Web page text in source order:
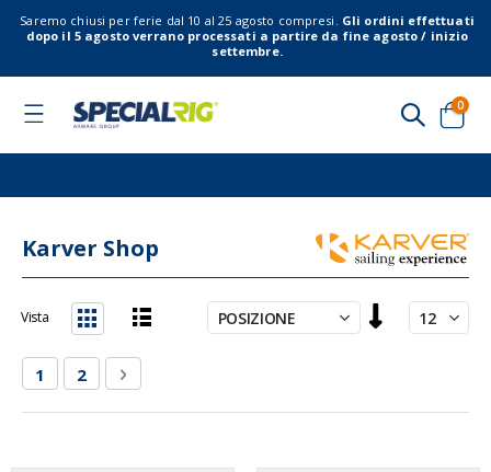
Saremo chiusi per ferie dal 10 al 25 agosto compresi. Gli ordini effettuati
dopo il 5 agosto verrano processati a partire da fine agosto / inizio
settembre.
Toggle
Cart
0
Karver Shop
la
Pagina
Attualmente stai leggendo la pagina
1 Pagina
2 Pagina
Successivo
Vista